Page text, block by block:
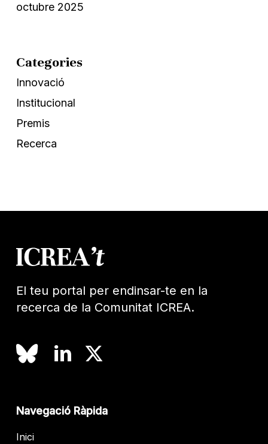
octubre 2025
Categories
Innovació
Institucional
Premis
Recerca
El teu portal per endinsar-te en la
recerca de la Comunitat ICREA.
Navegació Ràpida
Inici